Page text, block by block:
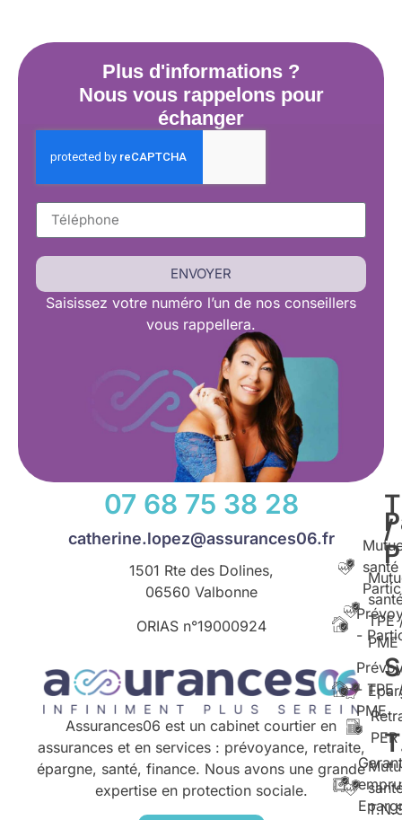
Plus d'informations ?
Nous vous rappelons pour
échanger
ENVOYER
Saisissez votre numéro l’un de nos conseillers
vous rappellera.
07 68 75 38 28
catherine.lopez@assurances06.fr
1501 Rte des Dolines,
06560 Valbonne
ORIAS n°19000924
Assurances06 est un cabinet courtier en
assurances et en services : prévoyance, retraite,
épargne, santé, finance. Nous avons une grande
expertise en protection sociale.
/
TPE
PME
- TPE
PME
-
PER